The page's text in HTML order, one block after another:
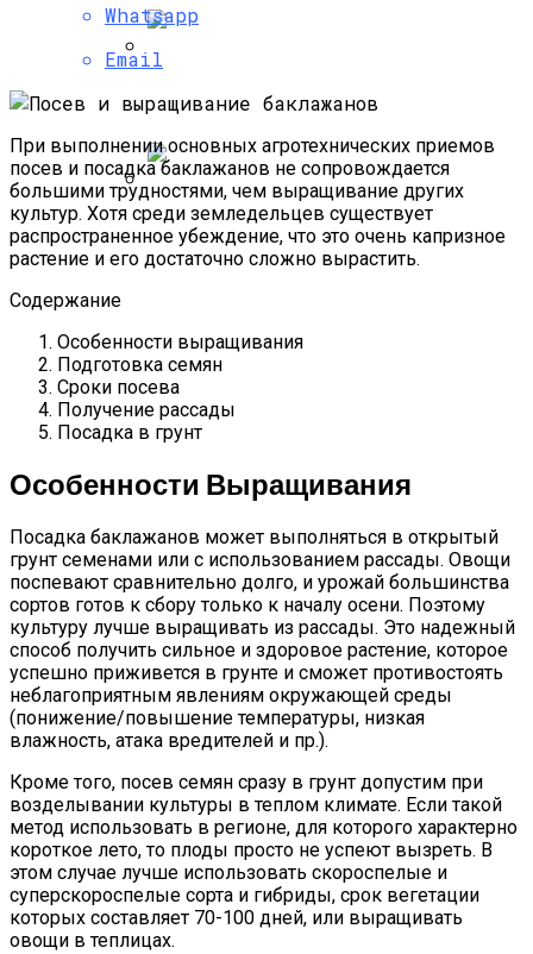
Как Угодить Свекле
Выбираем Правильные Растения
Альпийская Горка – Как Сделать
Своими Руками Быстро И Просто
Whatsapp
Email
При выполнении основных агротехнических приемов
посев и посадка баклажанов не сопровождается
большими трудностями, чем выращивание других
культур. Хотя среди земледельцев существует
распространенное убеждение, что это очень капризное
растение и его достаточно сложно вырастить.
Содержание
Особенности выращивания
Подготовка семян
Сроки посева
Получение рассады
Посадка в грунт
Особенности Выращивания
Посадка баклажанов может выполняться в открытый
грунт семенами или с использованием рассады. Овощи
поспевают сравнительно долго, и урожай большинства
сортов готов к сбору только к началу осени. Поэтому
культуру лучше выращивать из рассады. Это надежный
способ получить сильное и здоровое растение, которое
успешно приживется в грунте и сможет противостоять
неблагоприятным явлениям окружающей среды
(понижение/повышение температуры, низкая
влажность, атака вредителей и пр.).
Кроме того, посев семян сразу в грунт допустим при
возделывании культуры в теплом климате. Если такой
метод использовать в регионе, для которого характерно
короткое лето, то плоды просто не успеют вызреть. В
этом случае лучше использовать скороспелые и
суперскороспелые сорта и гибриды, срок вегетации
которых составляет 70-100 дней, или выращивать
овощи в теплицах.